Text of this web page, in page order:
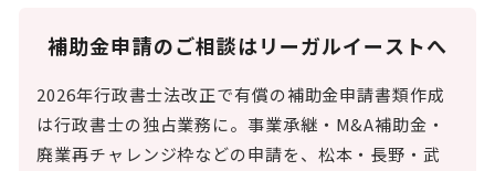
補助金申請のご相談はリーガルイーストへ
2026年行政書士法改正で有償の補助金申請書類作成
は行政書士の独占業務に。事業承継・M&A補助金・
廃業再チャレンジ枠などの申請を、松本・長野・武